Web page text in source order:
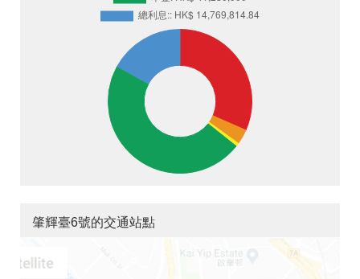
肇輝臺6號的交通站點